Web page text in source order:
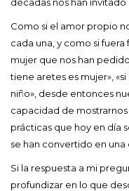
Como si el amor propio
cada una, y como si
mujer que nos han
tiene aretes es mujer»,
niño», desde entonces
capacidad de
prácticas que hoy en día
se han convertido en una
Si la respuesta a mi
profundizar en lo que